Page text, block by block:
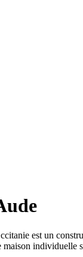
est un
individuelle